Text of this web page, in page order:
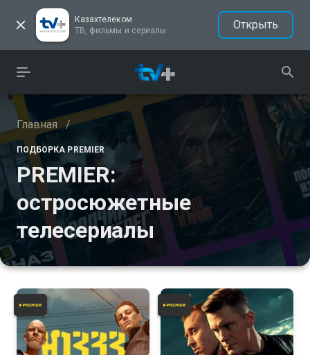
Казахтелеком
ТВ, фильмы и сериалы
Открыть
Главная /
ПОДБОРКА PREMIER
PREMIER:
остросюжетные
телесериалы